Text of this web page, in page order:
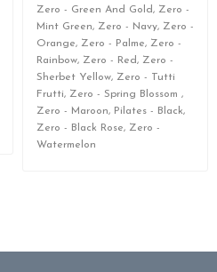
Zero - Green And Gold, Zero -
Mint Green, Zero - Navy, Zero -
Orange, Zero - Palme, Zero -
Rainbow, Zero - Red, Zero -
Sherbet Yellow, Zero - Tutti
Frutti, Zero - Spring Blossom ,
Zero - Maroon, Pilates - Black,
Zero - Black Rose, Zero -
Watermelon